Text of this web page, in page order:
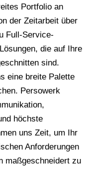
Portfolio an
der Zeitarbeit über
Full-Service-
die auf Ihre
sind.
eine breite Palette
Persowerk
höchste
uns Zeit, um Ihr
Anforderungen
maßgeschneidert zu